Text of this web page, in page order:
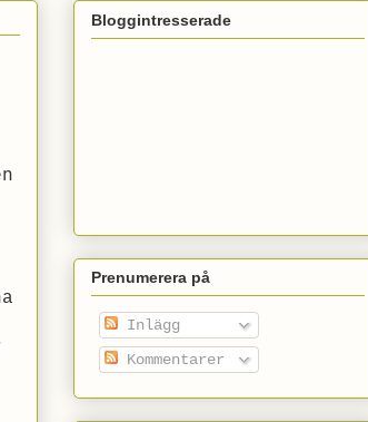
Bloggintresserade
Prenumerera på
Inlägg
Kommentarer